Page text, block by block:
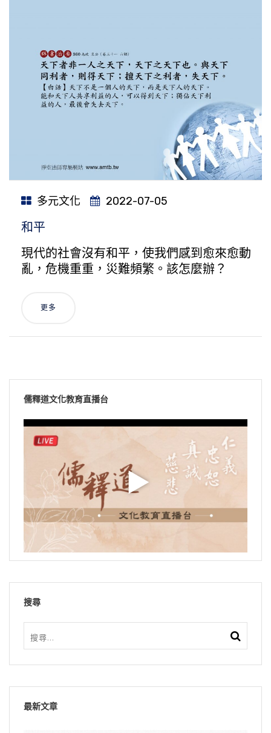
多元文化 2022-07-05
和平
現代的社會沒有和平，使我們感到愈來愈動
亂，危機重重，災難頻繁。該怎麼辦？
更多
儒釋道文化教育直播台
搜尋
最新文章